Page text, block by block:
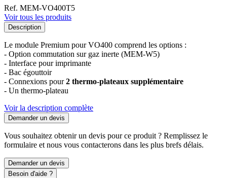
Ref. MEM-VO400T5
Voir tous les produits
Description
Le module Premium pour VO400 comprend les options :
- Option commutation sur gaz inerte (MEM-W5)
- Interface pour imprimante
- Bac égouttoir
- Connexions pour2 thermo-plateaux supplémentaire
- Un thermo-plateau
Voir la description complète
Demander un devis
Vous souhaitez obtenir un devis pour ce produit ? Remplissez le
formulaire et nous vous contacterons dans les plus brefs délais.
Demander un devis
Besoin d'aide ?